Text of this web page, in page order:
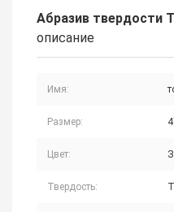
Абразив твердости
описание
Имя:
Размер:
Цвет:
Твердость: T